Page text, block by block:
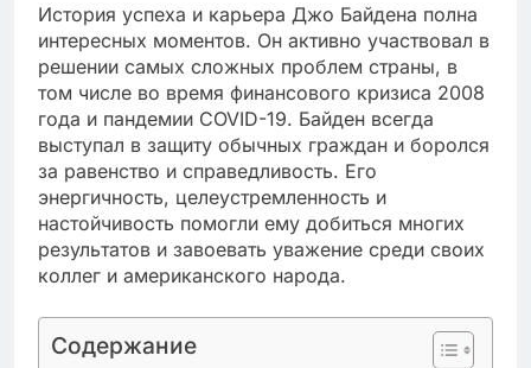
История успеха и карьера Джо Байдена полна
интересных моментов. Он активно участвовал в
решении самых сложных проблем страны, в
том числе во время финансового кризиса 2008
года и пандемии COVID-19. Байден всегда
выступал в защиту обычных граждан и боролся
за равенство и справедливость. Его
энергичность, целеустремленность и
настойчивость помогли ему добиться многих
результатов и завоевать уважение среди своих
коллег и американского народа.
Содержание